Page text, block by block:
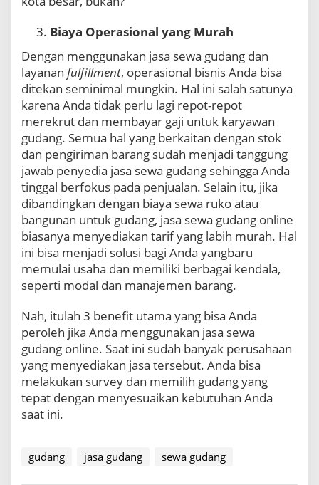
Biaya Operasional yang Murah
Dengan menggunakan jasa sewa gudang dan
layanan fulfillment, operasional bisnis Anda bisa
ditekan seminimal mungkin. Hal ini salah satunya
karena Anda tidak perlu lagi repot-repot
merekrut dan membayar gaji untuk karyawan
gudang. Semua hal yang berkaitan dengan stok
dan pengiriman barang sudah menjadi tanggung
jawab penyedia jasa sewa gudang sehingga Anda
tinggal berfokus pada penjualan. Selain itu, jika
dibandingkan dengan biaya sewa ruko atau
bangunan untuk gudang, jasa sewa gudang online
biasanya menyediakan tarif yang labih murah. Hal
ini bisa menjadi solusi bagi Anda yangbaru
memulai usaha dan memiliki berbagai kendala,
seperti modal dan manajemen barang.
Nah, itulah 3 benefit utama yang bisa Anda
peroleh jika Anda menggunakan jasa sewa
gudang online. Saat ini sudah banyak perusahaan
yang menyediakan jasa tersebut. Anda bisa
melakukan survey dan memilih gudang yang
tepat dengan menyesuaikan kebutuhan Anda
saat ini.
gudang jasa gudang sewa gudang